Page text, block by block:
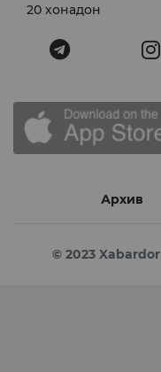
20 хонадон
Архив
© 2023 Xabardor